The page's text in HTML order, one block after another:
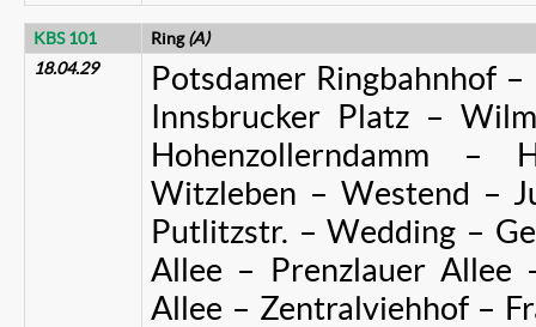
KBS 101 Ring(A)
18.04.29
Potsdamer Ringbahnhof
Innsbrucker Platz –
Hohenzollerndamm –
Witzleben – Westend –
Putlitzstr. – Wedding –
Allee – Prenzlauer Allee
Allee – Zentralviehhof –